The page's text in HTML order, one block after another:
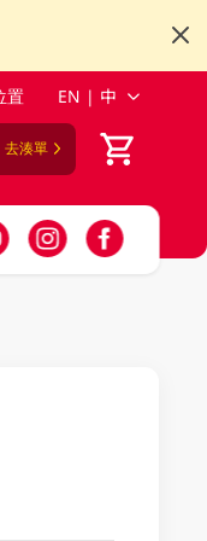
置 EN | 中
去湊單